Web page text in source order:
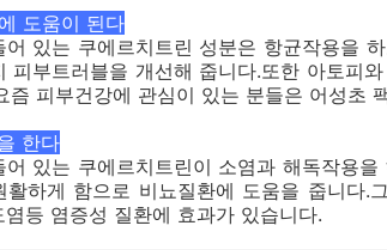
도움이 된다
어 있는 쿠에르치트린 성분은 항균작용을
피부트러블을 개선해 줍니다.또한 아토피
즘 피부건강에 관심이 있는 분들은 어성초
한다
어 있는 쿠에르치트린이 소염과 해독작용
활하게 함으로 비뇨질환에 도움을 줍니다.
염등 염증성 질환에 효과가 있습니다.